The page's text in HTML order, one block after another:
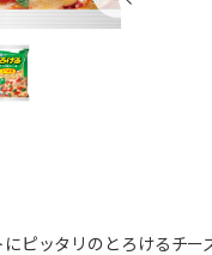
ピッタリのとろけるチー